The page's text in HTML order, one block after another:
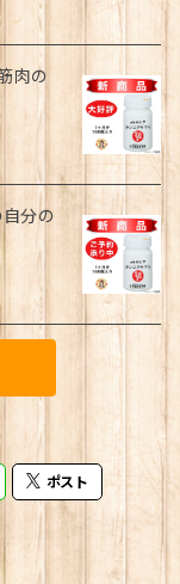
肉の
自分の
ポスト